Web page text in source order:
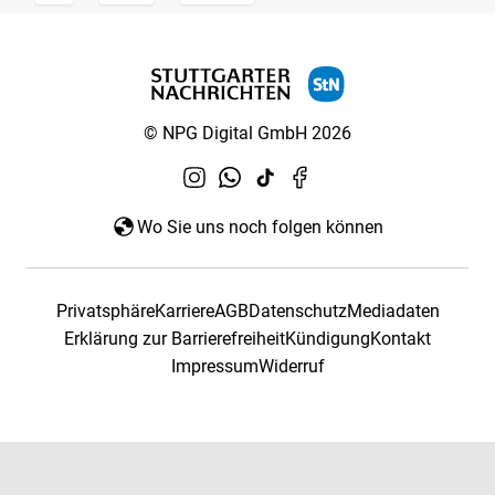
© NPG Digital GmbH 2026
Wo Sie uns noch folgen können
PrivatsphäreKarriereAGBDatenschutzMediadaten
Erklärung zur BarrierefreiheitKündigungKontakt
ImpressumWiderruf